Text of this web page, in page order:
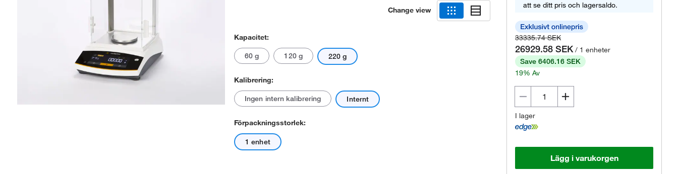
Change view
Kapacitet:
60 g 120 g 220 g
Kalibrering:
Ingen intern kalibrering Internt
Förpackningsstorlek:
1 enhet
att se ditt pris och lagersaldo.
33335.74 SEK
26929.58 SEK / 1 enheter
Save 6406.16 SEK
19% Av
I lager
Lägg i varukorgen